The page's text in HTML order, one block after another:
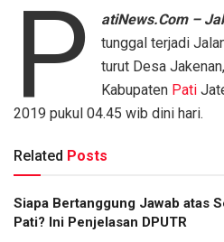
P atiNews.Com –
tunggal terjadi
turut Desa
Kabupaten Pati
2019 pukul 04.45 wib dini hari.
Related Posts
Siapa Bertanggung Jawab atas
Pati? Ini Penjelasan DPUTR